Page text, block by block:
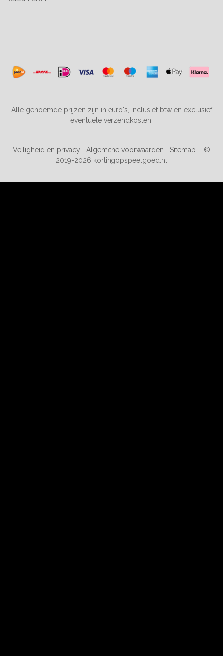
Alle genoemde prijzen zijn in euro's, inclusief btw en exclusief
eventuele verzendkosten.
Veiligheid en privacy Algemene voorwaarden Sitemap ©
2019-2026 kortingopspeelgoed.nl